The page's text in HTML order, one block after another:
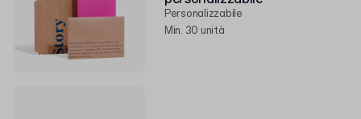
Personalizzabile
Min. 30 unità